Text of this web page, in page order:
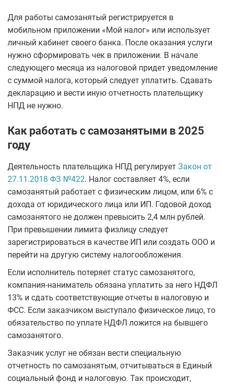
Для работы самозанятый регистрируется в
мобильном приложении «Мой налог» или использует
личный кабинет своего банка. После оказания услуги
нужно сформировать чек в приложении. В начале
следующего месяца из налоговой придет уведомление
с суммой налога, который следует уплатить. Сдавать
декларацию и вести иную отчетность плательщику
НПД не нужно.
Как работать с самозанятыми в 2025
году
Деятельность плательщика НПД регулирует Закон от
27.11.2018 ФЗ №422. Налог составляет 4%, если
самозанятый работает с физическим лицом, или 6% с
дохода от юридического лица или ИП. Годовой доход
самозанятого не должен превысить 2,4 млн рублей.
При превышении лимита физлицу следует
зарегистрироваться в качестве ИП или создать ООО и
перейти на другую систему налогообложения.
Если исполнитель потеряет статус самозанятого,
компания-наниматель обязана уплатить за него НДФЛ
13% и сдать соответствующие отчеты в налоговую и
ФСС. Если заказчиком выступало физическое лицо, то
обязательство по уплате НДФЛ ложится на бывшего
самозанятого.
Заказчик услуг не обязан вести специальную
отчетность по самозанятым, отчитываться в Единый
социальный фонд и налоговую. Так происходит,